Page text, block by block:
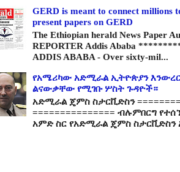
GERD is meant to connect millions
present papers on GERD
The Ethiopian herald News Paper
REPORTER Addis Ababa
ADDIS ABABA - Over sixty-mil...
የአሜሪካው አድሚራል ኢትዮጵያን
ልናውቃቸው የሚገቡ ሦስት ጉዳዮች።
አድሚራል ጄምስ ስታርቪድስን
=============== ብሉምበርግ
አምድ ስር የአድሚራል ጄምስ ስታርቪድስን